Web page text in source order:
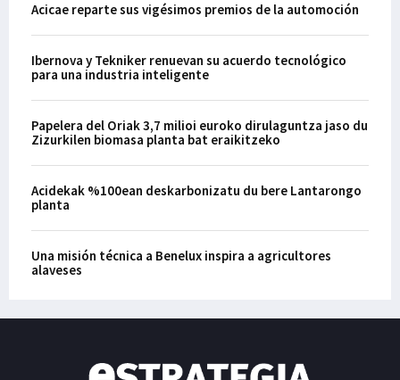
Acicae reparte sus vigésimos premios de la automoción
Ibernova y Tekniker renuevan su acuerdo tecnológico
para una industria inteligente
Papelera del Oriak 3,7 milioi euroko dirulaguntza jaso du
Zizurkilen biomasa planta bat eraikitzeko
Acidekak %100ean deskarbonizatu du bere Lantarongo
planta
Una misión técnica a Benelux inspira a agricultores
alaveses